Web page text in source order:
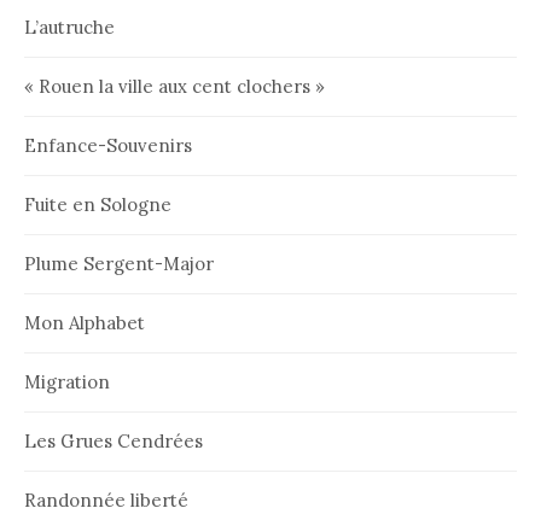
L’autruche
« Rouen la ville aux cent clochers »
Enfance-Souvenirs
Fuite en Sologne
Plume Sergent-Major
Mon Alphabet
Migration
Les Grues Cendrées
Randonnée liberté